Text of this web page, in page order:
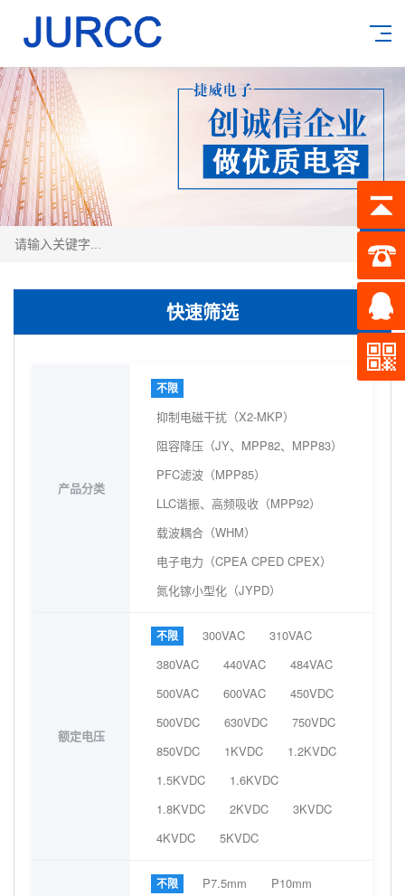
搜索
快速筛选
产品分类
不限
抑制电磁干扰（X2-MKP）
阻容降压（JY、MPP82、MPP83）
PFC滤波（MPP85）
LLC谐振、高频吸收（MPP92）
载波耦合（WHM）
电子电力（CPEA CPED CPEX）
氮化镓小型化（JYPD）
额定电压
不限 300VAC
310VAC
380VAC
440VAC
484VAC
500VAC
600VAC
450VDC
500VDC
630VDC
750VDC
850VDC
1KVDC
1.2KVDC
1.5KVDC
1.6KVDC
1.8KVDC
2KVDC
3KVDC
4KVDC
5KVDC
不限 P7.5mm
P10mm